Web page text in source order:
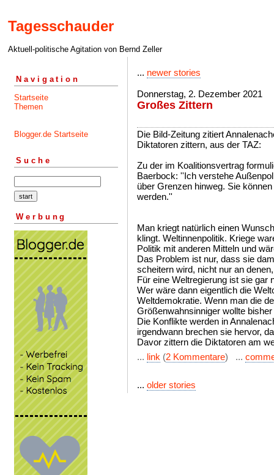
Tagesschauder
Aktuell-politische Agitation von Bernd Zeller
Navigation
Startseite
Themen
Blogger.de Startseite
Suche
Werbung
... newer stories
Donnerstag, 2. Dezember 2021
Großes Zittern
Die Bild-Zeitung zitiert
Diktatoren zittern, aus der TAZ:
Zu der im Koalitionsvertrag
Baerbock: ''Ich verstehe
über Grenzen hinweg. Sie
werden.''
Man kriegt natürlich einen
klingt. Weltinnenpolitik. Kriege
Politik mit anderen Mitteln und
Das Problem ist nur, dass sie
scheitern wird, nicht nur an
Für eine Weltregierung ist sie gar
Wer wäre dann eigentlich die
Weltdemokratie. Wenn man die
Größenwahnsinniger wollte
Die Konflikte werden in
irgendwann brechen sie hervor,
Davor zittern die Diktatoren am
... link (2 Kommentare) ...
... older stories